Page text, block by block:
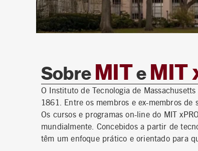
Sobre MITe MIT
O Instituto de Tecnologia de
1861. Entre os membros e ex-membros
Os cursos e programas on-line do MIT
mundialmente. Concebidos a partir de
têm um enfoque prático e orientado para